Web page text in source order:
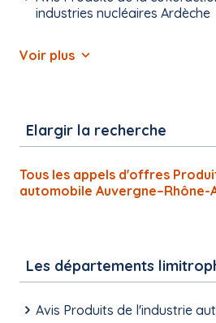
industries nucléaires Ardèche
Voir plus
Elargir la recherche
Tous les appels d'offres
automobile Auvergne–Rhône-
Les départements
Avis Produits de l'industrie